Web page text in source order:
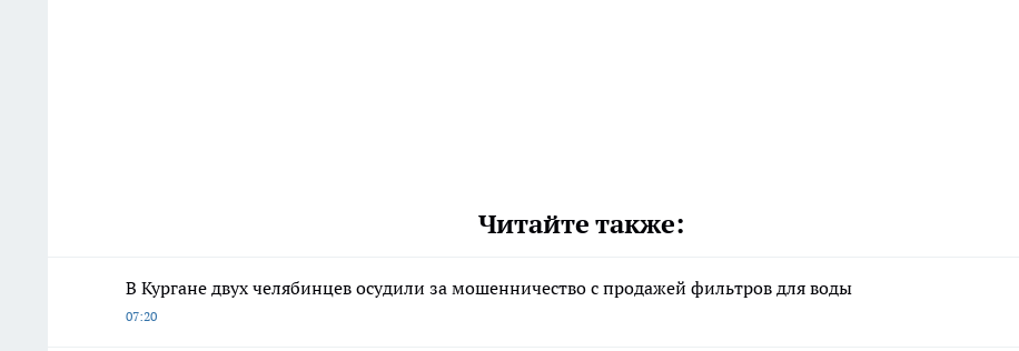
Читайте также:
В Кургане двух челябинцев осудили за мошенничество с продажей фильтров для воды
07:20